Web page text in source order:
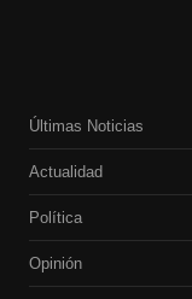
Últimas Noticias
Actualidad
Política
Opinión